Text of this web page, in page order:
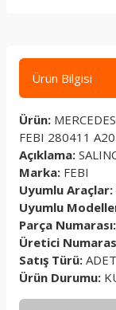
Ürün Bilgisi
Ürün:
FEBI 280411
Açıklama:
Marka: FEBI
Uyumlu Araçlar:
Uyumlu
Parça Numarası:
Üretici
Satış Türü: ADET
Ürün Durumu: